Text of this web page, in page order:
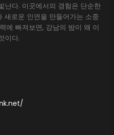
난다. 이곳에서의 경험은 단순한
새로운 인연을 만들어가는 소중
에 빠져보면, 강남의 밤이 왜 이
이다.